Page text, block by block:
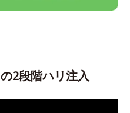
の2段階ハリ注入